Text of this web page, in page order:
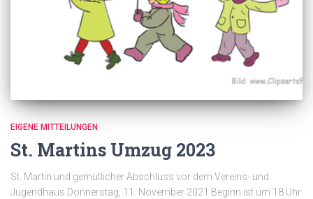
EIGENE MITTEILUNGEN
St. Martins Umzug 2023
St. Martin und gemütlicher Abschluss vor dem Vereins- und
Jugendhaus Donnerstag, 11. November 2021 Beginn ist um 18 Uhr